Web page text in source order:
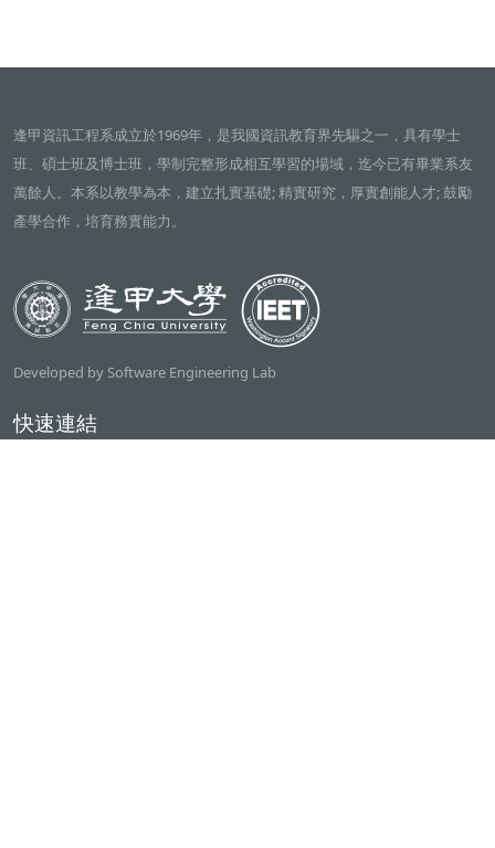
逢甲資訊工程系成立於1969年，是我國資訊教育界先驅之一，具有學士
班、碩士班及博士班，學制完整形成相互學習的場域，迄今已有畢業系友
萬餘人。本系以教學為本，建立扎實基礎; 精實研究，厚實創能人才; 鼓勵
產學合作，培育務實能力。
Developed by Software Engineering Lab
快速連結